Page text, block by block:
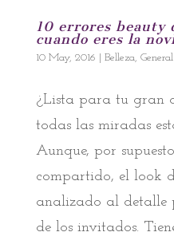
10 errores beauty
cuando eres la
10 May, 2016 Belleza, General
¿Lista para tu gran
todas las miradas
Aunque, por
compartido, el look
analizado al detalle
de los invitados.